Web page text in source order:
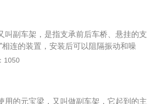
连接保护作用：汽车元宝梁还具有一定
车体，增加车身强度，也可以一定程度保
碰撞。3、阻隔振动和噪声：汽车元宝梁
使得不至于直接进入到车厢，大多数豪
也装有元宝梁。
叫副车架，是指支承前后车桥、悬挂的支
连的装置，安装后可以阻隔振动和噪
元宝梁本身是没问题的，关键是施工时
能还是有一定的影响的：1、副厂件。
尺寸稍微会有那么一点点的偏差，这个还
1050
用的元宝梁，又叫做副车架，它起到的主